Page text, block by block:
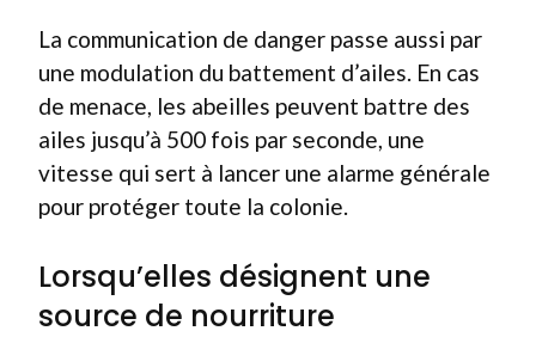
La communication de danger passe aussi par
une modulation du battement d’ailes. En cas
de menace, les abeilles peuvent battre des
ailes jusqu’à 500 fois par seconde, une
vitesse qui sert à lancer une alarme générale
pour protéger toute la colonie.
Lorsqu’elles désignent une
source de nourriture